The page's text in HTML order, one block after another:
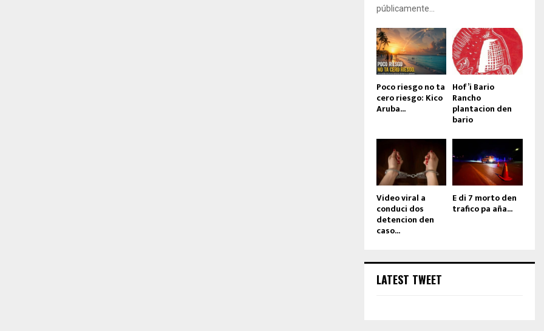
públicamente...
Poco riesgo no ta
cero riesgo: Kico
Aruba...
Hof’i Bario
Rancho
plantacion den
bario
Video viral a
conduci dos
detencion den
caso...
E di 7 morto den
trafico pa aña...
LATEST TWEET